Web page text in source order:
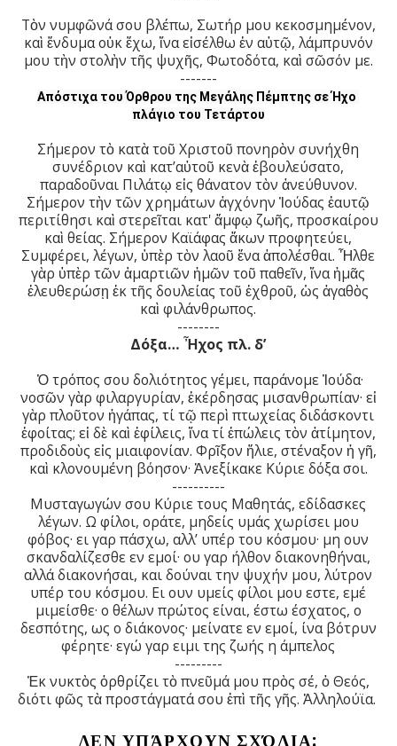
Τὸν νυμφῶνά σου βλέπω, Σωτήρ μου κεκοσμημένον,
καὶ ἔνδυμα οὐκ ἔχω, ἵνα εἰσέλθω ἐν αὐτῷ, λάμπρυνόν
μου τὴν στολὴν τῆς ψυχῆς, Φωτοδότα, καὶ σῶσόν με.
-------
Απόστιχα του Όρθρου της Μεγάλης Πέμπτης σε Ήχο
πλάγιο του Τετάρτου
Σήμερον τὸ κατὰ τοῦ Χριστοῦ πονηρὸν συνήχθη
συνέδριον καὶ κατ’αὐτοῦ κενὰ ἐβουλεύσατο,
παραδοῦναι Πιλάτῳ εἰς θάνατον τὸν ἀνεύθυνον.
Σήμερον τὴν τῶν χρημάτων ἀγχόνην Ἰούδας ἑαυτῷ
περιτίθησι καὶ στερεῖται κατ' ἄμφῳ ζωῆς, προσκαίρου
καὶ θείας. Σήμερον Καϊάφας ἄκων προφητεύει,
Συμφέρει, λέγων, ὑπὲρ τὸν λαοῦ ἕνα ἀπολέσθαι. Ἦλθε
γὰρ ὑπὲρ τῶν ἁμαρτιῶν ἡμῶν τοῦ παθεῖν, ἵνα ἡμᾶς
ἐλευθερώσῃ ἐκ τῆς δουλείας τοῦ ἐχθροῦ, ὡς ἀγαθὸς
καὶ φιλάνθρωπος.
--------
Δόξα… Ἦχος πλ. δ’
Ὁ τρόπος σου δολιότητος γέμει, παράνομε Ἰούδα·
νοσῶν γὰρ φιλαργυρίαν, ἐκέρδησας μισανθρωπίαν· εἰ
γὰρ πλοῦτον ἠγάπας, τί τῷ περὶ πτωχείας διδάσκοντι
ἐφοίτας; εἰ δὲ καὶ ἐφίλεις, ἵνα τί ἐπώλεις τὸν ἀτίμητον,
προδιδοὺς εἰς μιαιφονίαν. Φρῖξον ἥλιε, στέναξον ἡ γῆ,
καὶ κλονουμένη βόησον· Ἀνεξίκακε Κύριε δόξα σοι.
----------
Μυσταγωγών σου Κύριε τους Μαθητάς, εδίδασκες
λέγων. Ω φίλοι, οράτε, μηδείς υμάς χωρίσει μου
φόβος· ει γαρ πάσχω, αλλ’ υπέρ του κόσμου· μη ουν
σκανδαλίζεσθε εν εμοί· ου γαρ ήλθον διακονηθήναι,
αλλά διακονήσαι, και δούναι την ψυχήν μου, λύτρον
υπέρ του κόσμου. Ει ουν υμείς φίλοι μου εστε, εμέ
μιμείσθε· ο θέλων πρώτος είναι, έστω έσχατος, ο
δεσπότης, ως ο διάκονος· μείνατε εν εμοί, ίνα βότρυν
φέρητε· εγώ γαρ ειμι της ζωής η άμπελος
---------
Ἐκ νυκτὸς ὀρθρίζει τὸ πνεῦμά μου πρὸς σέ, ὁ Θεός,
διότι φῶς τὰ προστάγματά σου ἐπὶ τῆς γῆς. Ἀλληλούϊα.
ΔΕΝ ΥΠΆΡΧΟΥΝ ΣΧΌΛΙΑ: